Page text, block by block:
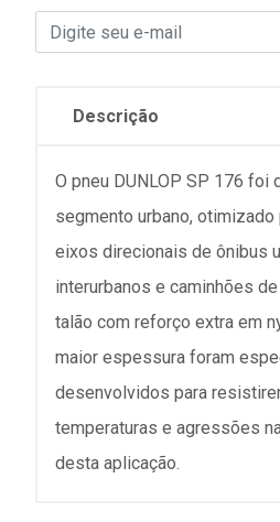
Descrição
O pneu DUNLOP SP 176 foi
segmento urbano,
eixos direcionais de ônibus
interurbanos e caminhões
talão com reforço extra em
maior espessura foram
desenvolvidos para
temperaturas e agressões
desta aplicação.